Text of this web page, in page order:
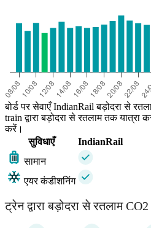
बोर्ड पर सेवाएँ IndianRail बड़ोदरा से
train द्वारा बड़ोदरा से रतलाम तक
करें।
सुविधाएँ
IndianRail
सामान
एयर कंडीशनिंग
ट्रेन द्वारा बड़ोदरा से रतलाम